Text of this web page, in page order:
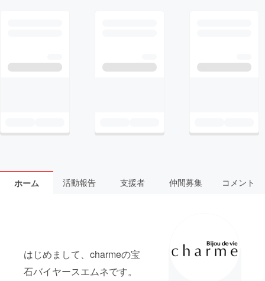
ホーム 活動報告 支援者 仲間募集 コメント
はじめまして、charmeの宝
石バイヤースエムネです。